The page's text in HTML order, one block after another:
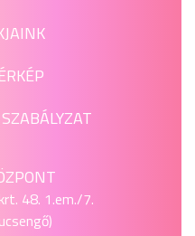
48. 1.em./7.